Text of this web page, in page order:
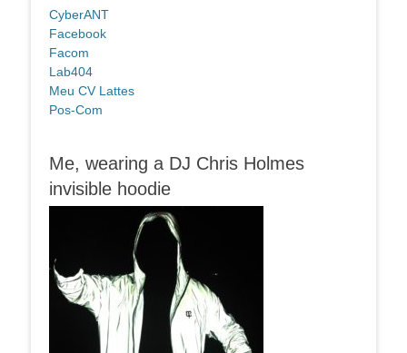
CyberANT
Facebook
Facom
Lab404
Meu CV Lattes
Pos-Com
Me, wearing a DJ Chris Holmes
invisible hoodie